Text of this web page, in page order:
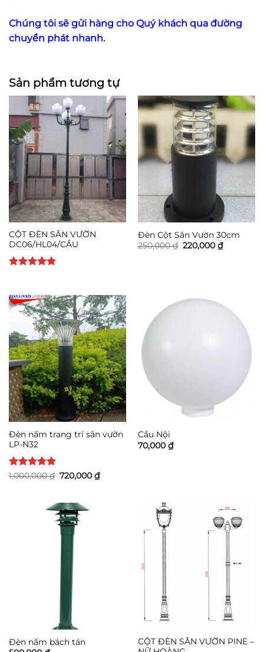
Chúng tôi sẽ gửi hàng cho Quý khách qua đường
chuyển phát nhanh.
Sản phẩm tương tự
CỘT ĐÈN SÂN VƯỜN
DC06/HL04/CẦU
sao
Đèn Cột Sân Vườn 30cm
250,000₫ Giá
gốc
220,000 ₫Giá
hiện
Đèn nấm trang trí sân vườn
LP-N32
Được xếp
1,000,000₫ Giá
gốc
720,000 ₫Giá
hiện
Cầu Nội
70,000 ₫
Đèn nấm bách tán
CỘT ĐÈN SÂN VƯỜN PINE –